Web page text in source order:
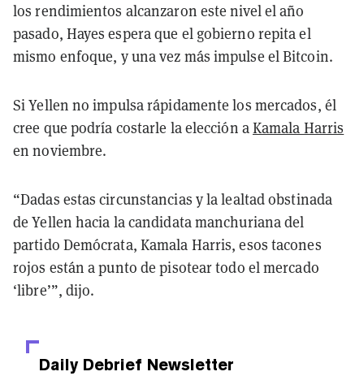
los rendimientos alcanzaron este nivel el año
pasado, Hayes espera que el gobierno repita el
mismo enfoque, y una vez más impulse el Bitcoin.
Si Yellen no impulsa rápidamente los mercados, él
cree que podría costarle la elección aKamala Harris
en noviembre.
“Dadas estas circunstancias y la lealtad obstinada
de Yellen hacia la candidata manchuriana del
partido Demócrata, Kamala Harris, esos tacones
rojos están a punto de pisotear todo el mercado
‘libre’”, dijo.
Daily Debrief Newsletter